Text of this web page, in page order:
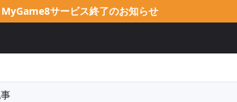
MyGame8サービス終了のお知らせ